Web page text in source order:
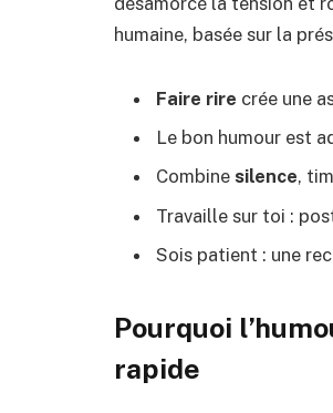
humaine, basée sur la
Faire rire crée une
Le bon humour est
Combine silence,
Travaille sur toi :
Sois patient : une
Pourquoi
rapide